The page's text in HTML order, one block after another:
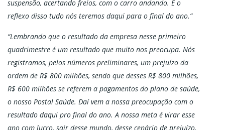
suspensão, acertando freios, com o carro andando. E o
reflexo disso tudo nós teremos daqui para o final do ano.”
“Lembrando que o resultado da empresa nesse primeiro
quadrimestre é um resultado que muito nos preocupa. Nós
registramos, pelos números preliminares, um prejuízo da
ordem de R$ 800 milhões, sendo que desses R$ 800 milhões,
R$ 600 milhões se referem a pagamentos do plano de saúde,
o nosso Postal Saúde. Daí vem a nossa preocupação com o
resultado daqui pro final do ano. A nossa meta é virar esse
ano com lucro, sair desse mundo, desse cenário de prejuízo,